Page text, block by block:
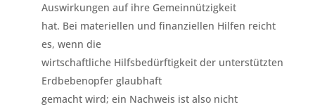
Auswirkungen auf ihre Gemeinnützigkeit
hat. Bei materiellen und finanziellen Hilfen reicht
es, wenn die
wirtschaftliche Hilfsbedürftigkeit der unterstützten
Erdbebenopfer glaubhaft
gemacht wird; ein Nachweis ist also nicht